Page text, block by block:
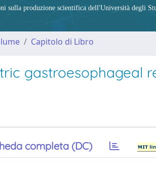
sulla produzione scientifica dell'Università degli
Capitolo di Libro
gastroesophageal
completa (DC)